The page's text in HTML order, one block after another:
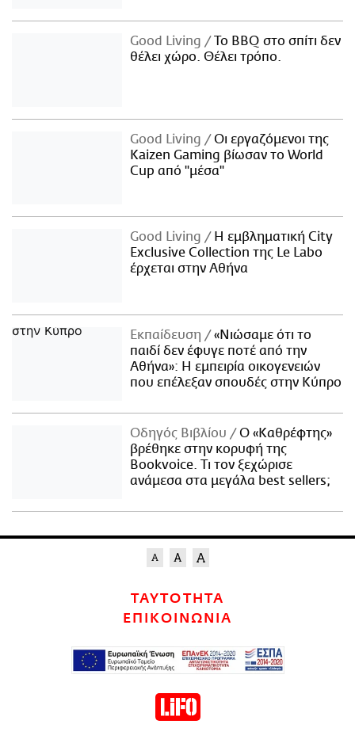
Good Living
Το BBQ στο σπίτι δεν
θέλει χώρο. Θέλει τρόπο.
Good Living
Οι εργαζόμενοι της
Kaizen Gaming βίωσαν το World
Cup από "μέσα"
Good Living
Η εμβληματική City
Exclusive Collection της Le Labo
έρχεται στην Αθήνα
Εκπαίδευση
«Νιώσαμε ότι το
παιδί δεν έφυγε ποτέ από την
Αθήνα»: Η εμπειρία οικογενειών
που επέλεξαν σπουδές στην Κύπρο
Οδηγός Βιβλίου
Ο «Καθρέφτης»
βρέθηκε στην κορυφή της
Bookvoice. Τι τον ξεχώρισε
ανάμεσα στα μεγάλα best sellers;
ΤΑΥΤΟΤΗΤΑ
ΕΠΙΚΟΙΝΩΝΙΑ